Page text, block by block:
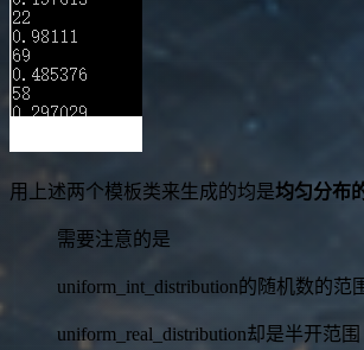
用上述两个模板类来生成的均是均匀分布
需要注意的是
uniform_int_distribution的随机数的范
uniform_real_distribution却是半开范围